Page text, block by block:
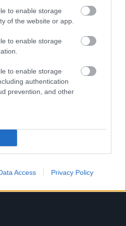
to enable storage
of the website or app.
to enable storage
to enable storage
authentication
prevention, and other
Access Privacy Policy
rajoitetun ajan!